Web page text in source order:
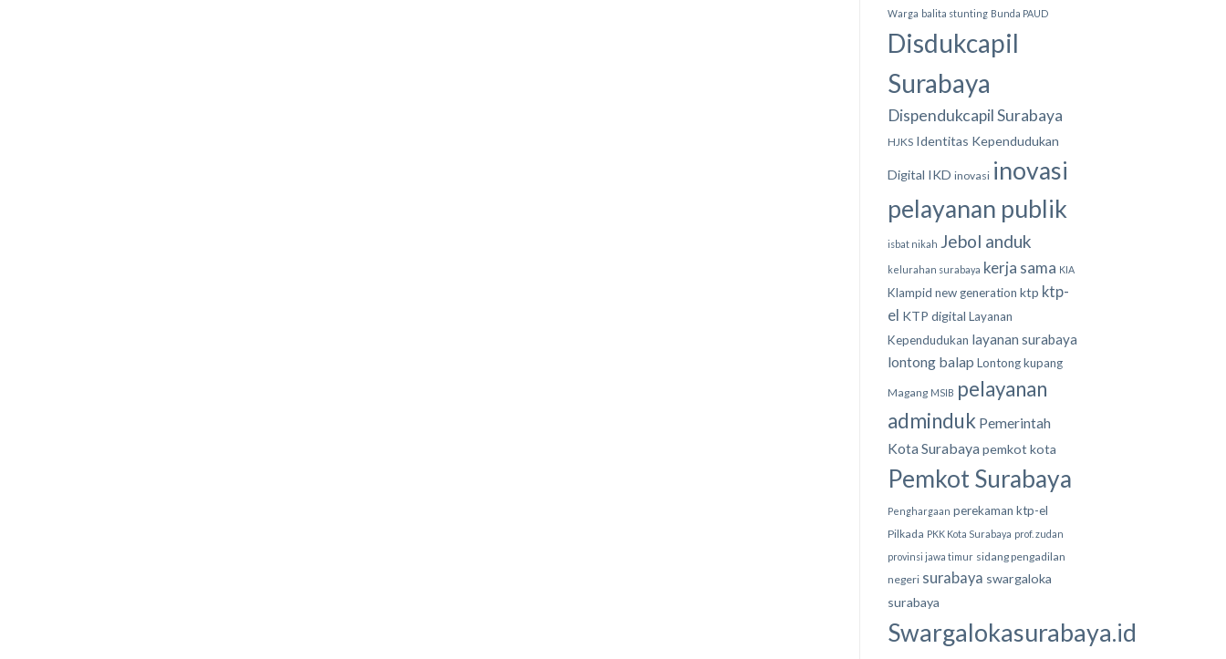
Warga balita stunting Bunda PAUD
Disdukcapil
Surabaya
Dispendukcapil Surabaya
HJKS Identitas Kependudukan
Digital IKD inovasi inovasi
pelayanan publik
isbat nikah Jebol anduk
kelurahan surabaya kerja sama KIA
Klampid new generation ktp ktp-
el KTP digital Layanan
Kependudukan layanan surabaya
lontong balap Lontong kupang
Magang MSIB pelayanan
adminduk Pemerintah
Kota Surabaya pemkot kota
Pemkot Surabaya
Penghargaan perekaman ktp-el
Pilkada PKK Kota Surabaya prof. zudan
provinsi jawa timur sidang pengadilan
negeri surabaya swargaloka
surabaya
Swargalokasurabaya.id